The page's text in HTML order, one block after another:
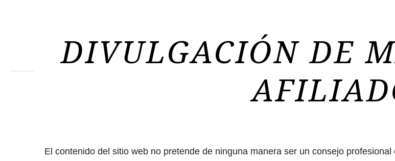
DIVULGACIÓN DE
El contenido del sitio web no pretende de ninguna manera ser un consejo